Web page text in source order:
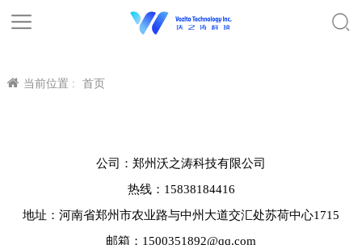
当前位置 : 首页
公司：郑州沃之涛科技有限公司
热线：15838184416
地址：河南省郑州市农业路与中州大道交汇处苏荷中心1715
邮箱：1500351892@qq.com